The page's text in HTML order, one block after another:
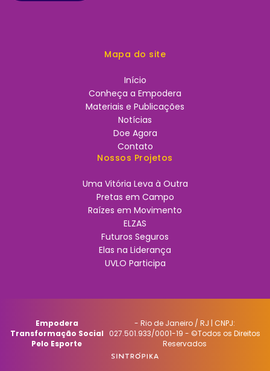
Mapa do site
Início
Conheça a Empodera
Materiais e Publicações
Notícias
Doe Agora
Contato
Nossos Projetos
Uma Vitória Leva à Outra
Pretas em Campo
Raízes em Movimento
ELZAS
Futuros Seguros
Elas na Liderança
UVLO Participa
Empodera
Transformação Social
Pelo Esporte
- Rio de Janeiro / RJ | CNPJ:
027.501.933/0001-19 - ©Todos os Direitos
Reservados